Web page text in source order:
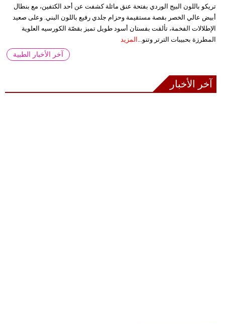
تريكو باللون البيج الوردي بفتحة عنق مائلة كشفت عن أحد الكتفين، مع بنطال
أبيض عالي الخصر بقصة مستقيمة وحزام جلدي رفيع باللون البني. وعلى صعيد
الإطلالات الفخمة، تألقت بفستان أسود طويل تميز بقصّة الكورسيه العلوية
المطرزة بحبيبات الترتر وتنو... المزيد
آخر الأخبار الطبية
آخر الأخبار